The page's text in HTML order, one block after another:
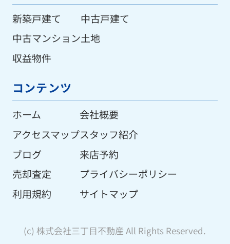
新築戸建て
中古マンション
収益物件
中古戸建て
土地
コンテンツ
ホーム
アクセスマップ
ブログ
売却査定
利用規約
会社概要
スタッフ紹介
来店予約
プライバシーポリシー
サイトマップ
(c) 株式会社三丁目不動産 All Rights Reserved.